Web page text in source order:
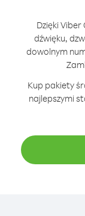
Dzięki
dźwięku,
dowolnym
Kup pakiety
najlepszymi